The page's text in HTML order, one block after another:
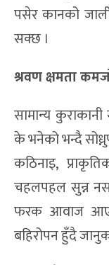
पसेर कानको
सक्छ ।
श्रवण क्षमता
सामान्य
के भनेको भन्दै
कठिनाइ,
चहलपहल सुन्न
फरक आवाज
बहिरोपन हुँदै